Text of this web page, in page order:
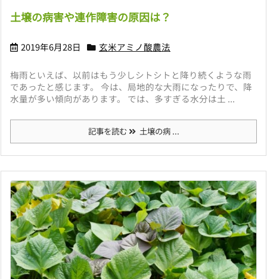
土壌の病害や連作障害の原因は？
2019年6月28日 玄米アミノ酸農法
梅雨といえば、以前はもう少しシトシトと降り続くような雨
であったと感じます。 今は、局地的な大雨になったりで、降
水量が多い傾向があります。 では、多すぎる水分は土 ...
記事を読む 土壌の病 ...